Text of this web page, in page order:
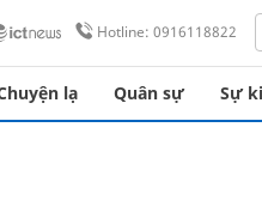
Hotline: 0916118822
lạ Quân sự Sự